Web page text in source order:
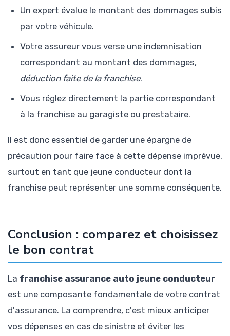
Un expert évalue le montant des dommages subis
par votre véhicule.
Votre assureur vous verse une indemnisation
correspondant au montant des dommages,
déduction faite de la franchise.
Vous réglez directement la partie correspondant
à la franchise au garagiste ou prestataire.
Il est donc essentiel de garder une épargne de
précaution pour faire face à cette dépense imprévue,
surtout en tant que jeune conducteur dont la
franchise peut représenter une somme conséquente.
Conclusion : comparez et choisissez
le bon contrat
La franchise assurance auto jeune conducteur
est une composante fondamentale de votre contrat
d'assurance. La comprendre, c'est mieux anticiper
vos dépenses en cas de sinistre et éviter les